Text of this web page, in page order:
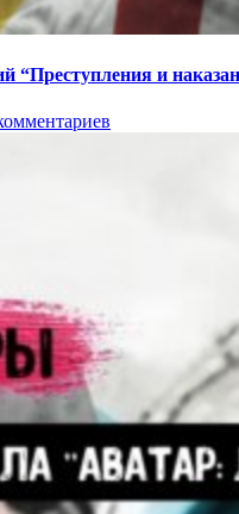
“Преступления и